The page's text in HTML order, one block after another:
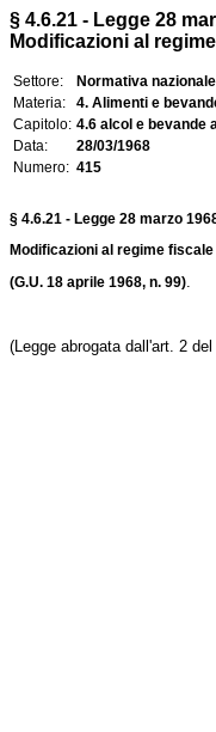
§ 4.6.21 - Legge 28
Modificazioni al
Settore:
Normativa nazionale
Materia:
4. Alimenti e
Capitolo: 4.6 alcol e bevande
Data:
28/03/1968
Numero: 415
§ 4.6.21 - Legge 28 marzo
Modificazioni al regime
(G.U. 18 aprile 1968, n. 99).
(Legge abrogata dall'art. 2 del